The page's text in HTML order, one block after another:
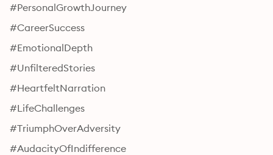
#PersonalGrowthJourney
#CareerSuccess
#EmotionalDepth
#UnfilteredStories
#HeartfeltNarration
#LifeChallenges
#TriumphOverAdversity
#AudacityOfIndifference